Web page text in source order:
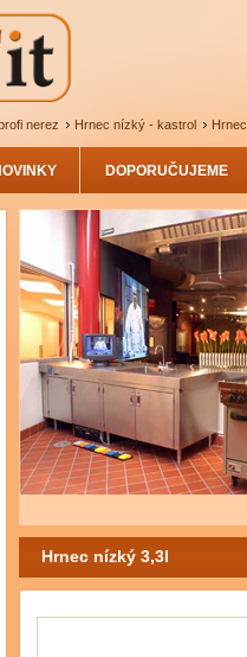
nerez Hrnec nízký - kastrol
DOPORUČUJEME
Hrnec nízký 3,3l